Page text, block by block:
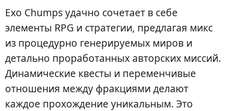
Exo Chumps удачно сочетает в себе
элементы RPG и стратегии, предлагая микс
из процедурно генерируемых миров и
детально проработанных авторских миссий.
Динамические квесты и переменчивые
отношения между фракциями делают
каждое прохождение уникальным. Это